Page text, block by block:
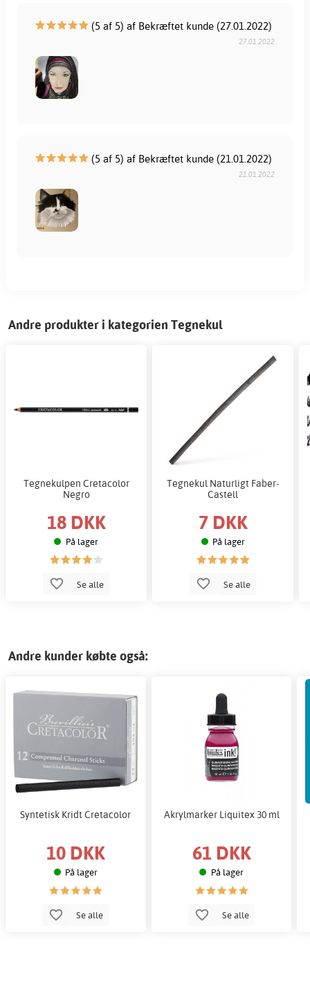
(5 af 5) af Bekræftet kunde (27.01.2022)
27.01.2022
(5 af 5) af Bekræftet kunde (21.01.2022)
21.01.2022
Andre produkter i kategorien Tegnekul
Tegnekulpen Cretacolor
Negro
18 DKK
På lager
Se alle
Tegnekul Naturligt Faber-
Castell
7 DKK
På lager
Se alle
Andre kunder købte også:
Syntetisk Kridt Cretacolor
10 DKK
På lager
Se alle
Akrylmarker Liquitex 30 ml
61 DKK
På lager
Se alle